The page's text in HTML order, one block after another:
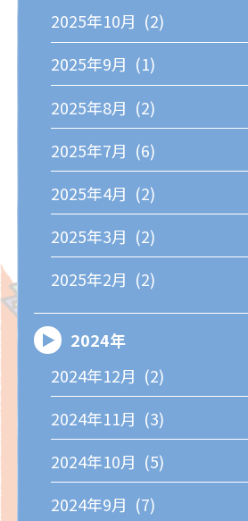
2025年10月 (2)
2025年9月 (1)
2025年8月 (2)
2025年7月 (6)
2025年4月 (2)
2025年3月 (2)
2025年2月 (2)
2024年
2024年12月 (2)
2024年11月 (3)
2024年10月 (5)
2024年9月 (7)